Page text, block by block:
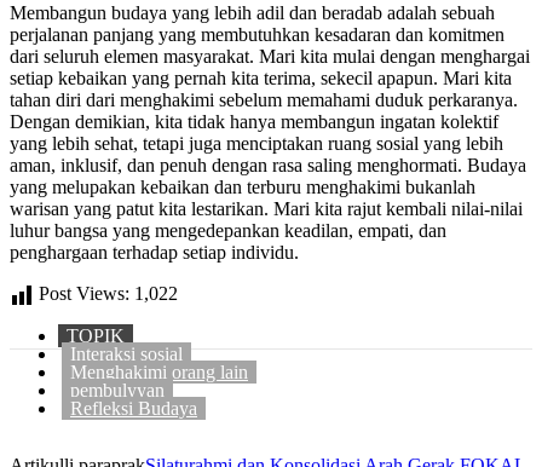
Membangun budaya yang lebih adil dan beradab adalah sebuah
perjalanan panjang yang membutuhkan kesadaran dan komitmen
dari seluruh elemen masyarakat. Mari kita mulai dengan menghargai
setiap kebaikan yang pernah kita terima, sekecil apapun. Mari kita
tahan diri dari menghakimi sebelum memahami duduk perkaranya.
Dengan demikian, kita tidak hanya membangun ingatan kolektif
yang lebih sehat, tetapi juga menciptakan ruang sosial yang lebih
aman, inklusif, dan penuh dengan rasa saling menghormati. Budaya
yang melupakan kebaikan dan terburu menghakimi bukanlah
warisan yang patut kita lestarikan. Mari kita rajut kembali nilai-nilai
luhur bangsa yang mengedepankan keadilan, empati, dan
penghargaan terhadap setiap individu.
Post Views: 1,022
TOPIK
Interaksi sosial
Menghakimi orang lain
pembulyyan
Refleksi Budaya